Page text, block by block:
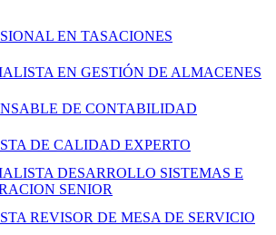
EN TASACIONES
EN GESTIÓN DE ALMACENES
DE CONTABILIDAD
DE CALIDAD EXPERTO
DESARROLLO SISTEMAS E
SENIOR
REVISOR DE MESA DE SERVICIO